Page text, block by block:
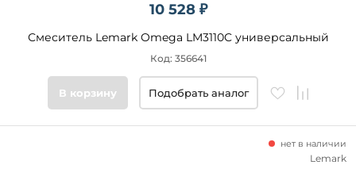
10 528 ₽
Смеситель Lemark Omega LM3110C универсальный
Код: 356641
В корзину Подобрать аналог
нет в наличии
Lemark